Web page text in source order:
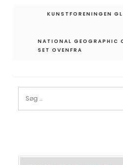
Indlægsnavigation
KUNSTFORENINGEN
NATIONAL GEOGRAPHIC
SET OVENFRA